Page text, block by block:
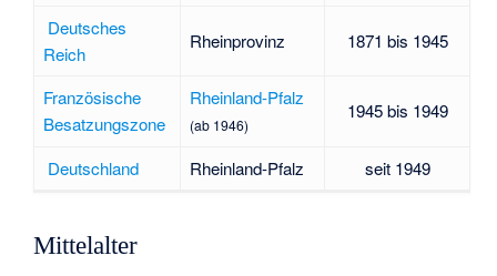
Deutsches
Reich
Rheinprovinz 1871 bis 1945
Französische
Besatzungszone
Rheinland-Pfalz
(ab 1946)
1945 bis 1949
Deutschland Rheinland-Pfalz seit 1949
Mittelalter